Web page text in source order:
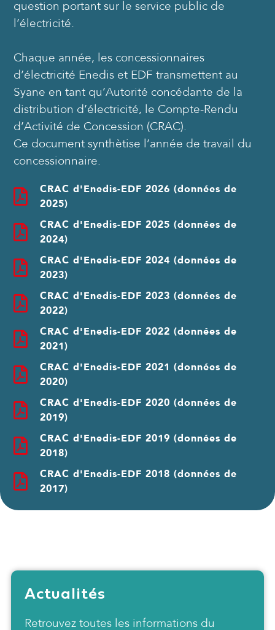
question portant sur le service public de
l’électricité.
Chaque année, les concessionnaires
d’électricité Enedis et EDF transmettent au
Syane en tant qu’Autorité concédante de la
distribution d’électricité, le Compte-Rendu
d’Activité de Concession (CRAC).
Ce document synthètise l’année de travail du
concessionnaire.
CRAC d'Enedis-EDF 2026 (données de
2025)
CRAC d'Enedis-EDF 2025 (données de
2024)
CRAC d'Enedis-EDF 2024 (données de
2023)
CRAC d'Enedis-EDF 2023 (données de
2022)
CRAC d'Enedis-EDF 2022 (données de
2021)
CRAC d'Enedis-EDF 2021 (données de
2020)
CRAC d'Enedis-EDF 2020 (données de
2019)
CRAC d'Enedis-EDF 2019 (données de
2018)
CRAC d'Enedis-EDF 2018 (données de
2017)
Actualités
Retrouvez toutes les informations du